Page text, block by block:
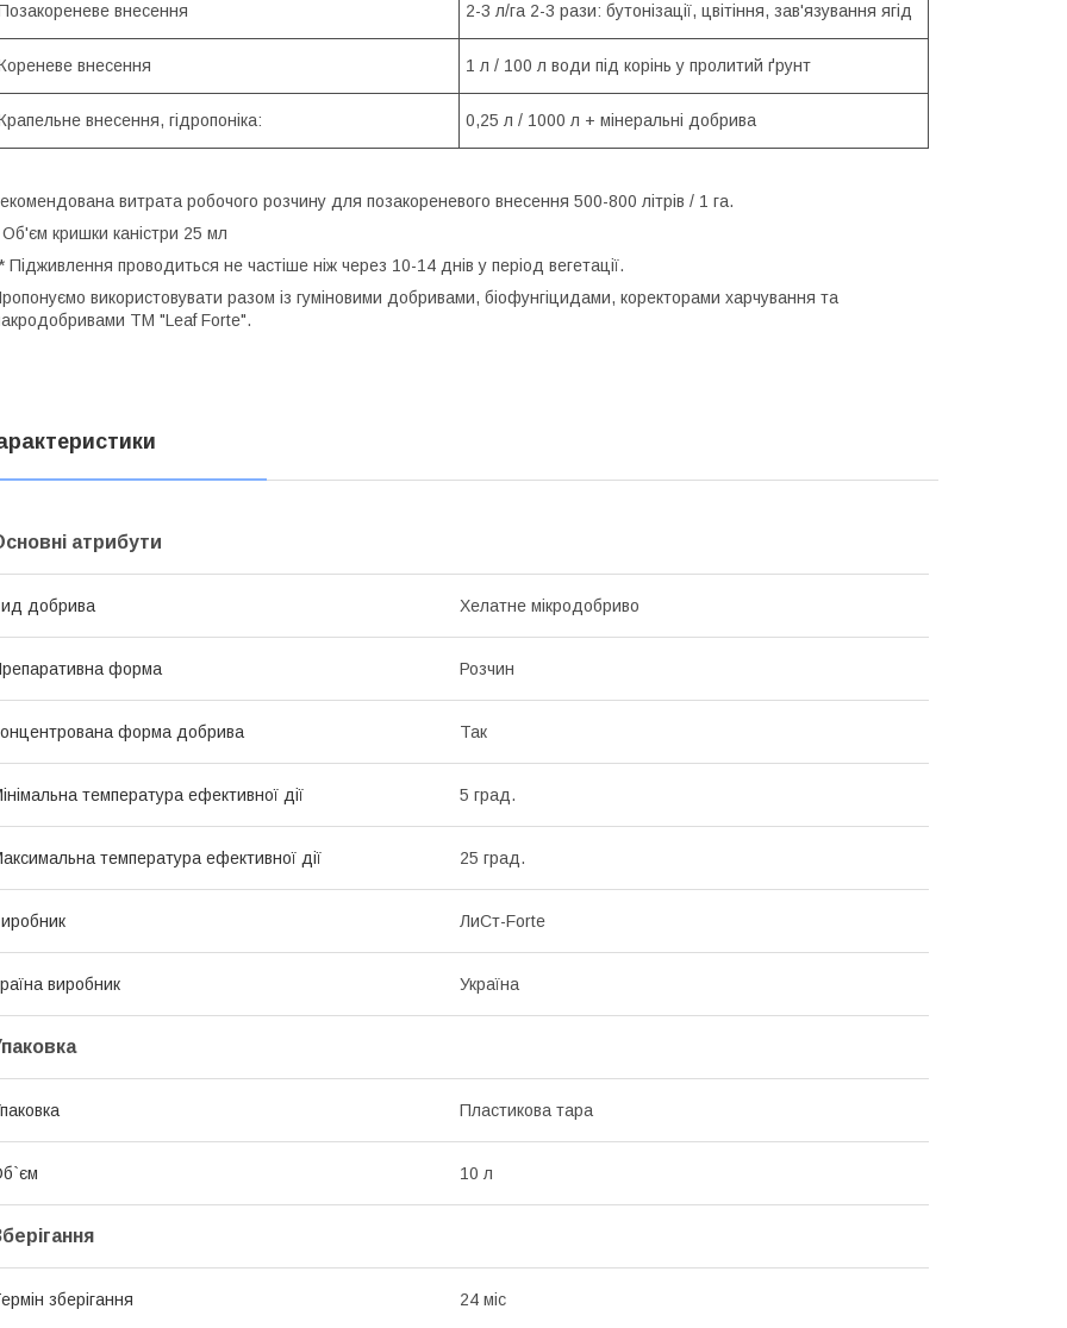
внесення 2-3 л/га 2-3 рази: бутонізації, цвітіння, зав'язування ягід
внесення 1 л / 100 л води під корінь у пролитий ґрунт
внесення, гідропоніка: 0,25 л / 1000 л + мінеральні добрива
витрата робочого розчину для позакореневого внесення 500-800 літрів / 1 га.
кришки каністри 25 мл
Підживлення проводиться не частіше ніж через 10-14 днів у період вегетації.
використовувати разом із гуміновими добривами, біофунгіцидами, коректорами харчування та
ТМ "Leaf Forte".
атрибути
добрива Хелатне мікродобриво
форма Розчин
форма добрива Так
температура ефективної дії 5 град.
температура ефективної дії 25 град.
ЛиСт-Forte
виробник Україна
Пластикова тара
10 л
зберігання 24 міс